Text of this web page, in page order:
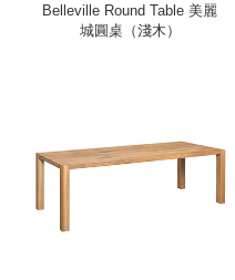
Belleville Round Table 美麗
城圓桌（淺木）